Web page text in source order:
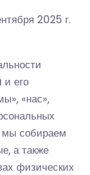
2025 г.
и его
«нас»,
мы собираем
а также
физических